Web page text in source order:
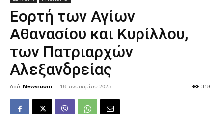
Εορτή των Αγίων
Αθανασίου και Κυρίλλου,
των Πατριαρχών
Αλεξανδρείας
Από Newsroom - 18 Ιανουαρίου 2025 318